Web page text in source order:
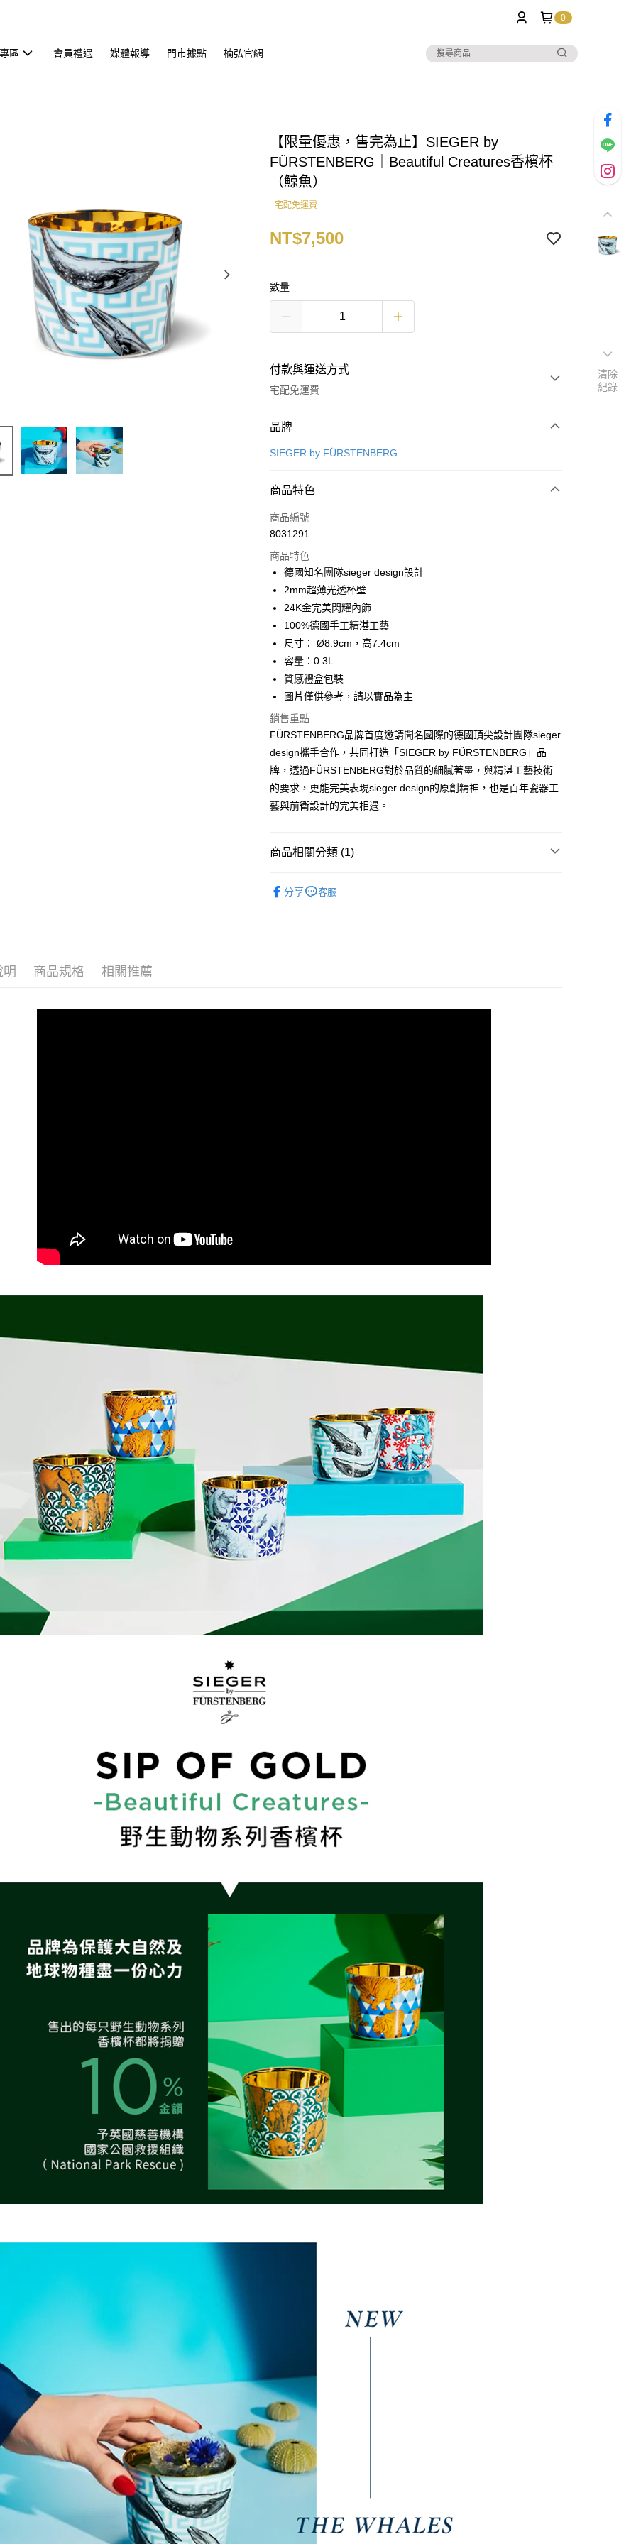
0
區 會員禮遇 媒體報導 門市據點 楠弘官網
【限量優惠，售完為止】SIEGER by
FÜRSTENBERG｜Beautiful Creatures香檳杯
（鯨魚）
宅配免運費
NT$7,500
數量
付款與運送方式
宅配免運費
付款方式
信用卡一次付款
運送方式
宅配
全館免運
免運費
品牌
SIEGER by FÜRSTENBERG
商品特色
商品編號
8031291
商品特色
德國知名團隊sieger design設計
2mm超薄光透杯壁
24K金完美閃耀內飾
100%德國手工精湛工藝
尺寸： Ø8.9cm，高7.4cm
容量：0.3L
質感禮盒包裝
圖片僅供參考，請以實品為主
銷售重點
FÜRSTENBERG品牌首度邀請聞名國際的德國頂尖設計團隊sieger
design攜手合作，共同打造「SIEGER by FÜRSTENBERG」品
牌，透過FÜRSTENBERG對於品質的細膩著墨，與精湛工藝技術
的要求，更能完美表現sieger design的原創精神，也是百年瓷器工
藝與前衛設計的完美相遇。
商品相關分類 (1)
分享
客服
明 商品規格 相關推薦
清除
紀錄